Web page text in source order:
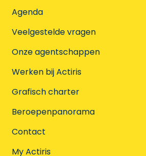
Agenda
Veelgestelde vragen
Onze agentschappen
Werken bij Actiris
Grafisch charter
Beroepenpanorama
Contact
My Actiris